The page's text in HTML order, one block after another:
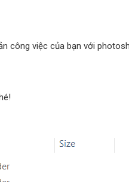
công việc của bạn với